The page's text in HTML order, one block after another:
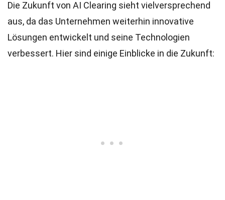
Die Zukunft von AI Clearing sieht vielversprechend
aus, da das Unternehmen weiterhin innovative
Lösungen entwickelt und seine Technologien
verbessert. Hier sind einige Einblicke in die Zukunft: